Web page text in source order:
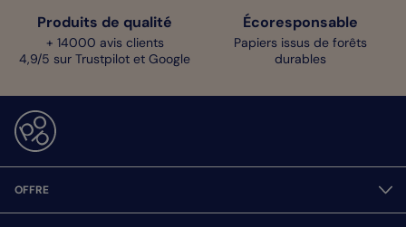
Produits de qualité
+ 14000 avis clients
4,9/5 sur Trustpilot et Google
Écoresponsable
Papiers issus de forêts
durables
OFFRE